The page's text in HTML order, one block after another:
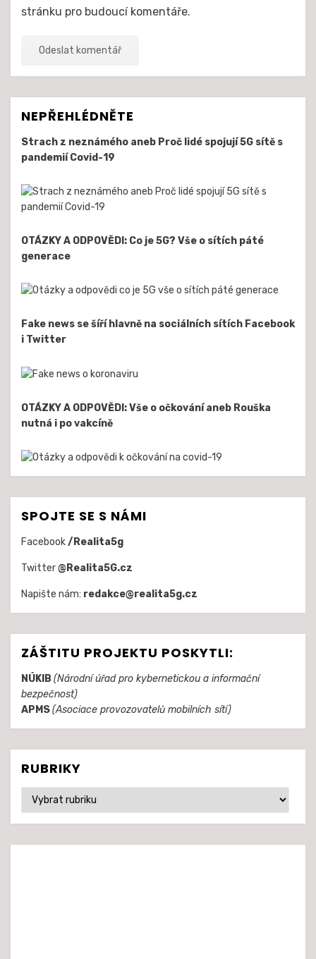
stránku pro budoucí komentáře.
NEPŘEHLÉDNĚTE
Strach z neznámého aneb Proč lidé spojují 5G sítě s
pandemií Covid-19
OTÁZKY A ODPOVĚDI: Co je 5G? Vše o sítích páté
generace
Fake news se šíří hlavně na sociálních sítích Facebook
i Twitter
OTÁZKY A ODPOVĚDI: Vše o očkování aneb Rouška
nutná i po vakcíně
SPOJTE SE S NÁMI
Facebook/Realita5g
Twitter@Realita5G.cz
Napište nám: redakce@realita5g.cz
ZÁŠTITU PROJEKTU POSKYTLI:
NÚKIB (Národní úřad pro kybernetickou a informační
bezpečnost)
APMS(Asociace provozovatelů mobilních sítí)
RUBRIKY
Rubriky